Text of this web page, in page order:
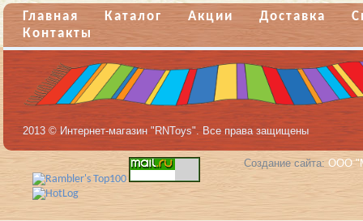
Главная Каталог Акции Доставка
Контакты
2013 © Интернет-магазин "RNToys". Все права защищены
Создание сайта: ООО